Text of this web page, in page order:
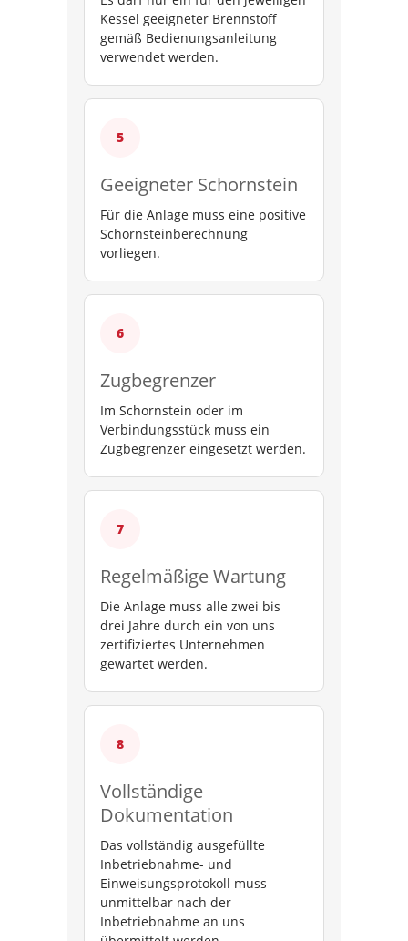
Kessel geeigneter Brennstoff
gemäß Bedienungsanleitung
verwendet werden.
Geeigneter Schornstein
Für die Anlage muss eine positive
Schornsteinberechnung
vorliegen.
Zugbegrenzer
Im Schornstein oder im
Verbindungsstück muss ein
Zugbegrenzer eingesetzt werden.
Regelmäßige Wartung
Die Anlage muss alle zwei bis
drei Jahre durch ein von uns
zertifiziertes Unternehmen
gewartet werden.
Vollständige
Dokumentation
Das vollständig ausgefüllte
Inbetriebnahme- und
Einweisungsprotokoll muss
unmittelbar nach der
Inbetriebnahme an uns